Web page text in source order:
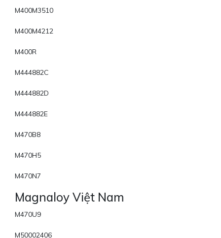
M400M3510
M400M4212
M400R
M444882C
M444882D
M444882E
M470B8
M470H5
M470N7
Magnaloy Việt Nam
M470U9
M50002406